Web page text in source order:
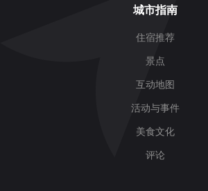
城市指南
住宿推荐
景点
互动地图
活动与事件
美食文化
评论